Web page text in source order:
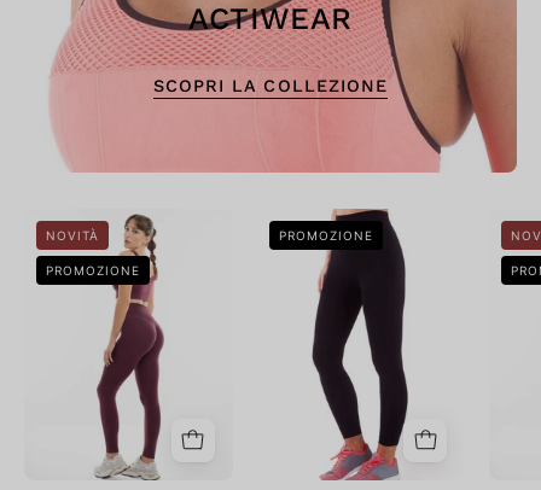
ACTIWEAR
SCOPRI LA COLLEZIONE
Leggings
Sculpt
Up
NOVITÀ
PROMOZIONE
Bellissima:
Leggings
Nero
PROMOZIONE